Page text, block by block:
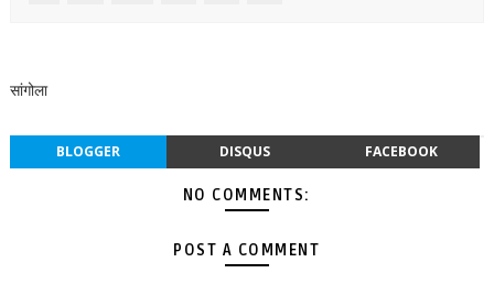
सांगोला
BLOGGER DISQUS FACEBOOK
NO COMMENTS:
POST A COMMENT